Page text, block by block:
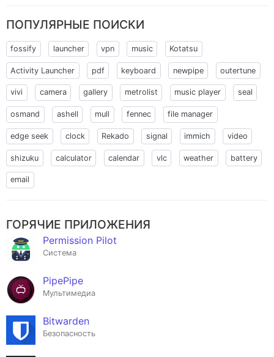
ПОПУЛЯРНЫЕ ПОИСКИ
fossify launcher vpn music Kotatsu
Activity Launcher pdf keyboard newpipe outertune
vivi camera gallery metrolist music player seal
osmand ashell mull fennec file manager
edge seek clock Rekado signal immich video
shizuku calculator calendar vlc weather battery
email
ГОРЯЧИЕ ПРИЛОЖЕНИЯ
Permission Pilot
Система
PipePipe
Мультимедиа
Bitwarden
Безопасность